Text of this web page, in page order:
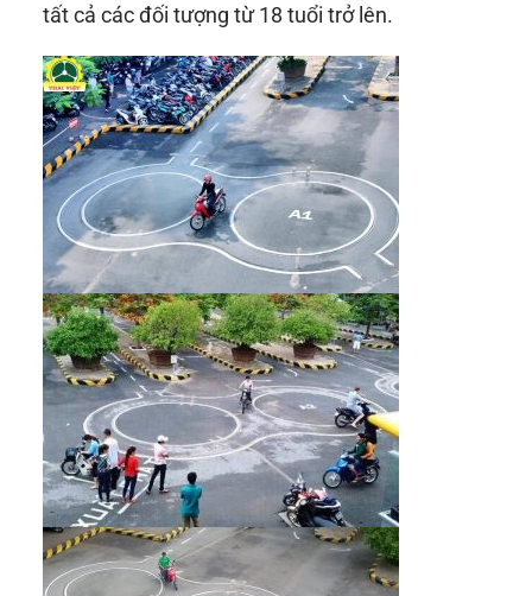
tất cả các đối tượng từ 18 tuổi trở lên.